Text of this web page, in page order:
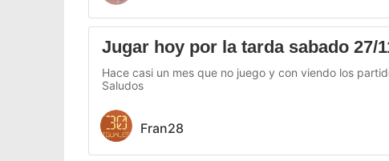
Jugar hoy por la tarda sabado 27/
Hace casi un mes que no juego y con viendo los
Saludos
Fran28